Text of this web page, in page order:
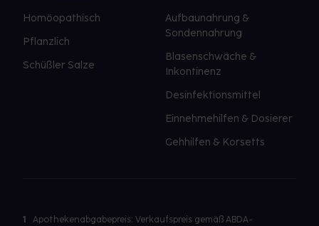
Homöopathisch
Pflanzlich
Schüßler Salze
Aufbaunahrung &
Sondennahrung
Blasenschwäche &
Inkontinenz
Desinfektionsmittel
Einnehmehilfen & Dosierer
Gehhilfen & Korsetts
1
Apothekenabgabepreis: Verkaufspreis gemäß ABDA-